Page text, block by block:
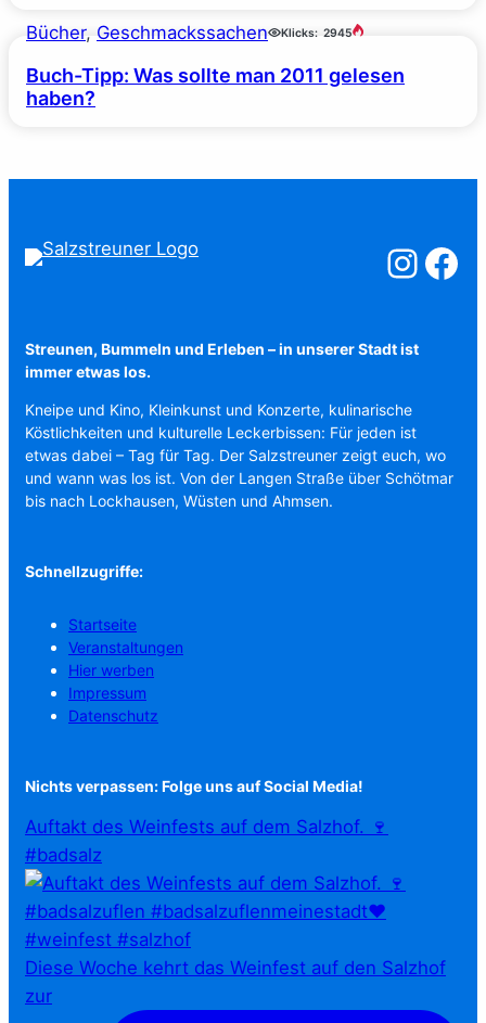
Bücher, Geschmackssachen Klicks: 2945
Buch-Tipp: Was sollte man 2011 gelesen
haben?
Salzstreuner
Streunen, Bummeln und Erleben – in unserer Stadt ist
immer etwas los.
Kneipe und Kino, Kleinkunst und Konzerte, kulinarische
Köstlichkeiten und kulturelle Leckerbissen: Für jeden ist
etwas dabei – Tag für Tag. Der Salzstreuner zeigt euch, wo
und wann was los ist. Von der Langen Straße über Schötmar
bis nach Lockhausen, Wüsten und Ahmsen.
Schnellzugriffe:
Startseite
Veranstaltungen
Hier werben
Impressum
Datenschutz
Nichts verpassen: Folge uns auf Social Media!
Auftakt des Weinfests auf dem Salzhof. 🍷
#badsalz
Diese Woche kehrt das Weinfest auf den Salzhof
zur